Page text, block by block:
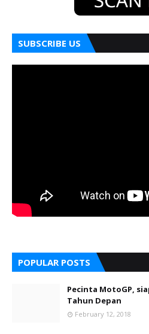
SUBSCRIBE US
POPULAR POSTS
Pecinta MotoGP,
Tahun Depan
February 12, 2018